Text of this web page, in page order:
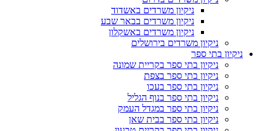
ניקיון משרדים באשדוד
ניקיון משרדים בבאר שבע
ניקיון משרדים באשקלון
ניקיון משרדים בירושלים
ניקיון בתי ספר
ניקיון בתי ספר בקריית שמונה
ניקיון בתי ספר בצפת
ניקיון בתי ספר בעכו
ניקיון בתי ספר בנוף הגליל
ניקיון בתי ספר במגדל העמק
ניקיון בתי ספר בבית שאן